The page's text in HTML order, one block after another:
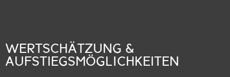
WERTSCHÄTZUNG &
AUFSTIEGSMÖGLICHKEITEN